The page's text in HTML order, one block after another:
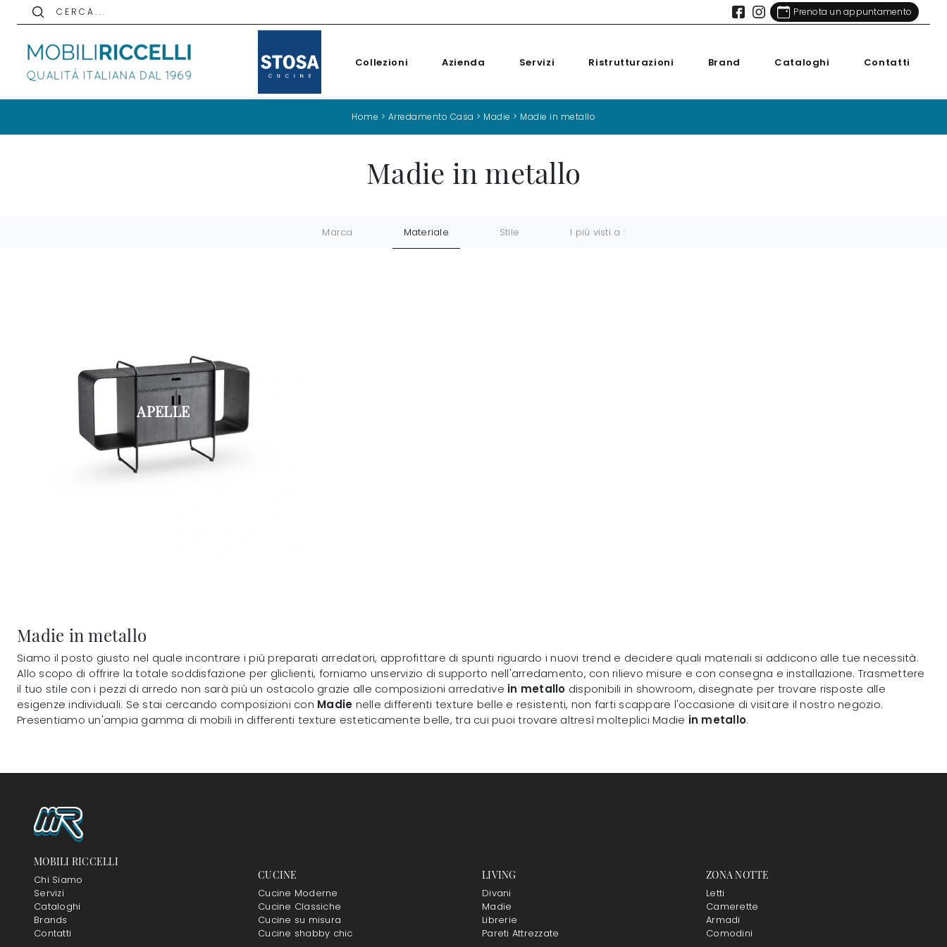
C E R C A . . . Prenota un appuntamento
Collezioni Azienda Servizi Ristrutturazioni Brand Cataloghi Contatti
Home > Arredamento Casa > Madie > Madie in metallo
Madie in metallo
Marca Materiale Stile I più visti a :
APELLE
Madie in metallo
Siamo il posto giusto nel quale incontrare i più preparati arredatori, approfittare di spunti riguardo i nuovi trend e decidere quali materiali si addicono alle tue necessità.
Allo scopo di offrire la totale soddisfazione per gliclienti, forniamo unservizio di supporto nell'arredamento, con rilievo misure e con consegna e installazione. Trasmettere
il tuo stile con i pezzi di arredo non sarà più un ostacolo grazie alle composizioni arredative in metallo disponibili in showroom, disegnate per trovare risposte alle
esigenze individuali. Se stai cercando composizioni con Madie nelle differenti texture belle e resistenti, non farti scappare l'occasione di visitare il nostro negozio.
Presentiamo un'ampia gamma di mobili in differenti texture esteticamente belle, tra cui puoi trovare altresì molteplici Madie in metallo.
MOBILI RICCELLI
Chi Siamo
Servizi
Cataloghi
Brands
Contatti
CUCINE
Cucine Moderne
Cucine Classiche
Cucine su misura
Cucine shabby chic
LIVING
Divani
Madie
Librerie
Pareti Attrezzate
ZONA NOTTE
Letti
Camerette
Armadi
Comodini